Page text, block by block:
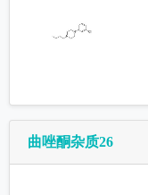
曲唑酮杂质26